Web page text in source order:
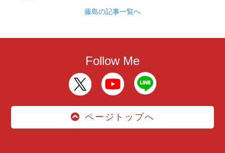
藤島の記事一覧へ
Follow Me
ページトップへ